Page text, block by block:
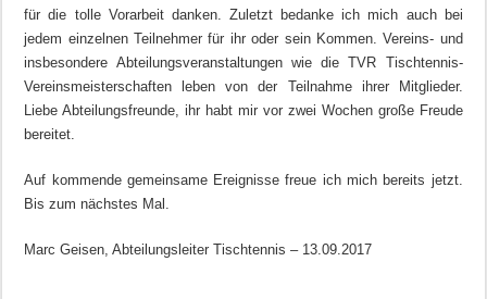
für die tolle Vorarbeit danken. Zuletzt bedanke ich mich auch bei
jedem einzelnen Teilnehmer für ihr oder sein Kommen. Vereins- und
insbesondere Abteilungsveranstaltungen wie die TVR Tischtennis-
Vereinsmeisterschaften leben von der Teilnahme ihrer Mitglieder.
Liebe Abteilungsfreunde, ihr habt mir vor zwei Wochen große Freude
bereitet.
Auf kommende gemeinsame Ereignisse freue ich mich bereits jetzt.
Bis zum nächstes Mal.
Marc Geisen, Abteilungsleiter Tischtennis – 13.09.2017